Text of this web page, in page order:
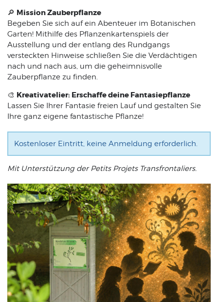
🔎 Mission Zauberpflanze
Begeben Sie sich auf ein Abenteuer im Botanischen
Garten! Mithilfe des Pflanzenkartenspiels der
Ausstellung und der entlang des Rundgangs
versteckten Hinweise schließen Sie die Verdächtigen
nach und nach aus, um die geheimnisvolle
Zauberpflanze zu finden.
🎨 Kreativatelier: Erschaffe deine Fantasiepflanze
Lassen Sie Ihrer Fantasie freien Lauf und gestalten Sie
Ihre ganz eigene fantastische Pflanze!
Kostenloser Eintritt, keine Anmeldung erforderlich.
Mit Unterstützung der Petits Projets Transfrontaliers.